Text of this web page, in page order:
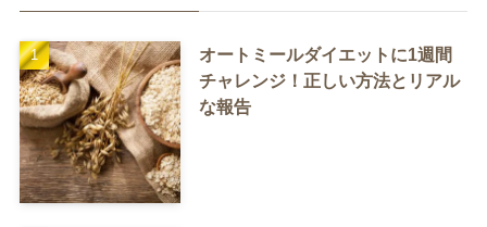
オートミールダイエットに1週間
チャレンジ！正しい方法とリアル
な報告